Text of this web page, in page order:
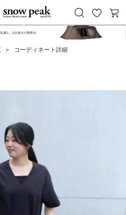
Peak
お
気
カ
＞ コーディネート詳細